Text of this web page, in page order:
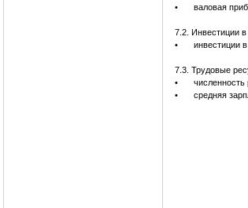
•
валовая
7.2. Инвестиции в
•
инвестиции
7.3. Трудовые
•
численность
•
средняя